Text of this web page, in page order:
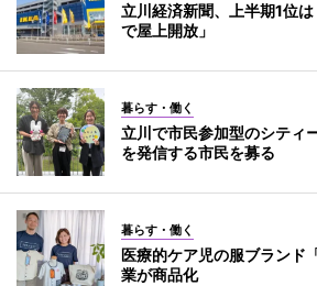
立川経済新聞、上半期1位
で屋上開放」
暮らす・働く
立川で市民参加型のシテ
を発信する市民を募る
暮らす・働く
医療的ケア児の服ブラン
業が商品化